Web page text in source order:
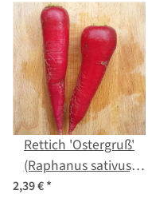
Rettich 'Ostergruß'
(Raphanus sativus)
2,39 €*